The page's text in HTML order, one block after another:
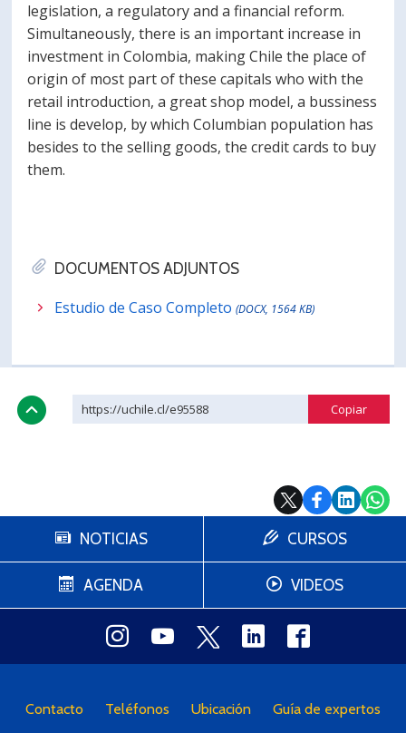
DOCUMENTOS ADJUNTOS
Estudio de Caso Completo(DOCX, 1564 KB)
legislation, a regulatory and a financial reform.
Simultaneously, there is an important increase in
investment in Colombia, making Chile the place of
origin of most part of these capitals who with the
retail introduction, a great shop model, a bussiness
line is develop, by which Columbian population has
besides to the selling goods, the credit cards to buy
them.
https://uchile.cl/e95588
NOTICIAS
AGENDA
CURSOS
VIDEOS
Contacto Teléfonos Ubicación Guía de expertos